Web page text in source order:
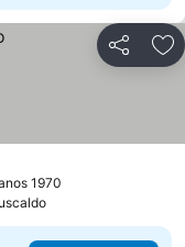
Partilhar
1970